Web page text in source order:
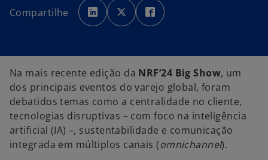
Compartilhe b
r
e
a
o
v
a
g
u
i
a
b
r
e
a
o
v
a
g
u
i
a
b
r
a
o
v
a
g
u
i
a
Na mais recente edição da NRF’24 Big Show, um
dos principais eventos do varejo global, foram
debatidos temas como a centralidade no cliente,
tecnologias disruptivas – com foco na inteligência
artificial (IA) –, sustentabilidade e comunicação
integrada em múltiplos canais (omnichannel).